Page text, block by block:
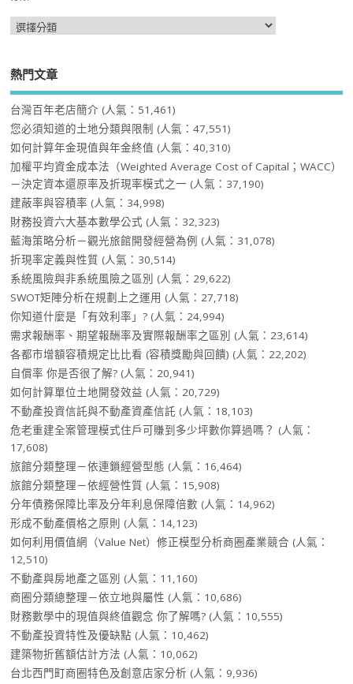
熱門文章
台灣百年老店簡介 (人氣：51,461)
您必須知道的土地分類與限制 (人氣：47,551)
如何計算年金現值與年金終值 (人氣：40,310)
加權平均資金成本法（Weighted Average Cost of Capital；WACC）
－決定資本還原率及折現率模式之一 (人氣：37,190)
建蔽率與容積率 (人氣：34,998)
財務投資六大基本數學公式 (人氣：32,323)
藍海策略分析－觀光旅館開發經營為例 (人氣：31,078)
折現率定義與性質 (人氣：30,514)
系統風險與非系統風險之區別 (人氣：29,622)
SWOT矩陣分析在規劃上之運用 (人氣：27,718)
你知道什麼是「有效利率」? (人氣：24,994)
需求報酬率、期望報酬率及實際報酬率之區別 (人氣：23,614)
各都市增額容積規定比比看 (容積獎勵與回饋) (人氣：22,202)
自償率 你是否很了解? (人氣：20,941)
如何計算單位土地開發效益 (人氣：20,729)
不動產投資信託與不動產資產信託 (人氣：18,103)
危老重建全案管理模式住戶可賺到多少坪數你算過嗎？ (人氣：
17,608)
旅館分類整理－依連鎖經營型態 (人氣：16,464)
旅館分類整理－依經營性質 (人氣：15,908)
分年債務保障比率及分年利息保障倍數 (人氣：14,962)
形成不動產價格之原則 (人氣：14,123)
如何利用價值網（Value Net）修正模型分析商圈產業競合 (人氣：
12,510)
不動產與房地產之區別 (人氣：11,160)
商圈分類總整理－依立地與屬性 (人氣：10,686)
財務數學中的現值與終值觀念 你了解嗎? (人氣：10,555)
不動產投資特性及優缺點 (人氣：10,462)
建築物折舊額估計方法 (人氣：10,062)
台北西門町商圈特色及創意店家分析 (人氣：9,936)